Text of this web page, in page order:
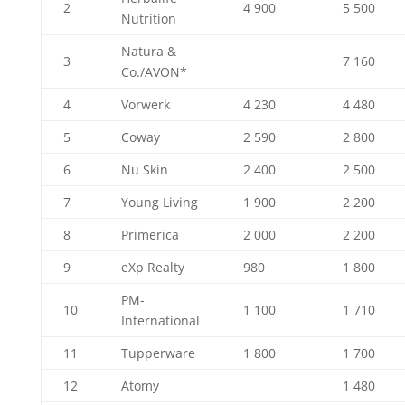
2
Nutrition
4 900 5 500
3
Natura &
Co./AVON*
7 160
4 Vorwerk 4 230
4 480
5
Coway 2 590
2 800
6
Nu Skin 2 400
2 500
7
Young Living 1 900
2 200
8
Primerica 2 000
2 200
9
eXp Realty 980 1 800
10
PM-
International
1 100 1 710
11 Tupperware 1 800
1 700
12
Atomy 1 480